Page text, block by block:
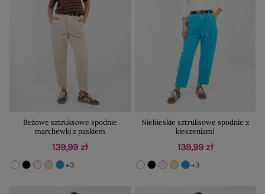
Beżowe sztruksowe spodnie
marchewki z paskiem
139,99 zł
+3
Niebieskie sztruksowe spodnie z
kieszeniami
139,99 zł
+3